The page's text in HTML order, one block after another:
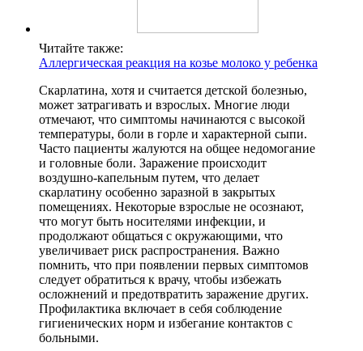
Читайте также:
Аллергическая реакция на козье молоко у ребенка
Скарлатина, хотя и считается детской болезнью,
может затрагивать и взрослых. Многие люди
отмечают, что симптомы начинаются с высокой
температуры, боли в горле и характерной сыпи.
Часто пациенты жалуются на общее недомогание
и головные боли. Заражение происходит
воздушно-капельным путем, что делает
скарлатину особенно заразной в закрытых
помещениях. Некоторые взрослые не осознают,
что могут быть носителями инфекции, и
продолжают общаться с окружающими, что
увеличивает риск распространения. Важно
помнить, что при появлении первых симптомов
следует обратиться к врачу, чтобы избежать
осложнений и предотвратить заражение других.
Профилактика включает в себя соблюдение
гигиенических норм и избегание контактов с
больными.